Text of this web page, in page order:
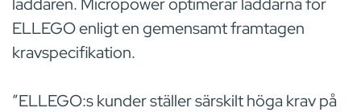
ELLEGO enligt en gemensamt framtagen
kravspecifikation.
”ELLEGO:s kunder ställer särskilt höga krav på